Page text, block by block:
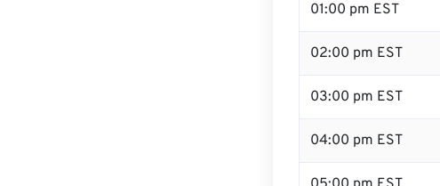
01:00 pm EST
02:00 pm EST
03:00 pm EST
04:00 pm EST